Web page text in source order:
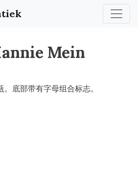
Mein
底部带有字母组合标志。